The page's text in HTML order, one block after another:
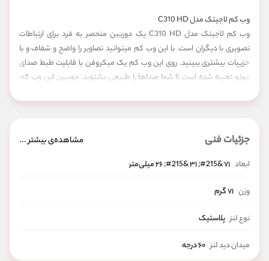
وب کم لاجیتک مدل C310 HD
وب کم لاجیتک مدل C310 HD یک دوربین منحصر به فرد برای ارتباطات
تصویری با دیگران است. با این وب کم میتوانید تصاویر را واضح و شفاف و با
جزییات بیشتری ببینید. روی این وب کم یک میکروفن با قابلیت ظبط صدای
مونو تعبیه شده است تا شما صداها را طبیعی بشنوید. دوربین این وب کم
کامپیوتری متصل میشود.
جزئیات فنی مشاهده‌ی بیشتر ...
ابعاد ۷۱ &#215; ۳۱ &#215; ۲۶ میلی‌متر
وزن ۷۱ گرم
نوع لنز پلاستیک
میدان دید لنز ۶۰ درجه